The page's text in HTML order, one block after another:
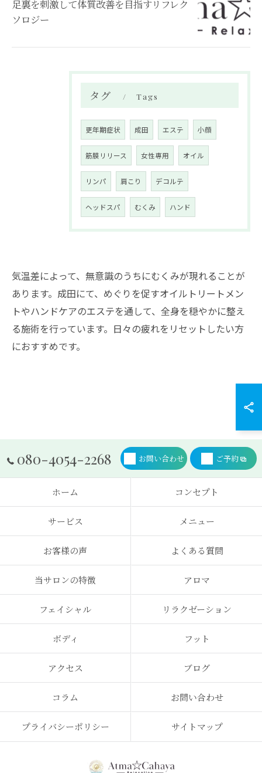
足裏を刺激して体質改善を目指すリフレク
ソロジー
タグ Tags
更年期症状 成田 エステ 小顔
筋膜リリース 女性専用 オイル
リンパ 肩こり デコルテ
ヘッドスパ むくみ ハンド
気温差によって、無意識のうちにむくみが現れることが
あります。成田にて、めぐりを促すオイルトリートメン
トやハンドケアのエステを通して、全身を穏やかに整え
る施術を行っています。日々の疲れをリセットしたい方
におすすめです。
080-4054-2268 お問い合わせ ご予約
ホーム コンセプト
サービス メニュー
お客様の声 よくある質問
当サロンの特徴 アロマ
フェイシャル リラクゼーション
ボディ フット
アクセス ブログ
コラム お問い合わせ
プライバシーポリシー サイトマップ